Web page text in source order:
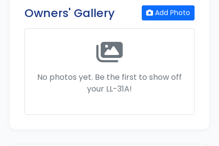
Owners' Gallery Add Photo
No photos yet. Be the first to show off
your LL-31A!